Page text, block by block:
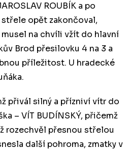
ROUBÍK a po
opět zakončoval,
na chvíli vžít do hlavní
Brod přesilovku 4 na 3 a
příležitost. U hradecké
přivál silný a přízniví vítr do
– VÍT BUDÍNSKÝ, přičemž
rozechvěl přesnou střelou
další pohroma, zmatky v